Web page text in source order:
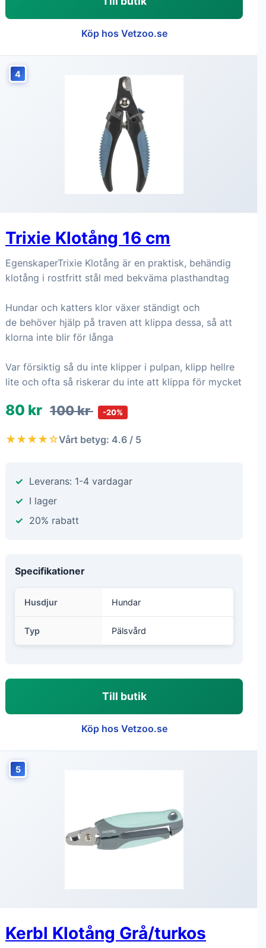
Köp hos Vetzoo.se
4
Trixie Klotång 16 cm
EgenskaperTrixie Klotång är en praktisk, behändig
klotång i rostfritt stål med bekväma plasthandtag
Hundar och katters klor växer ständigt och
de behöver hjälp på traven att klippa dessa, så att
klorna inte blir för långa
Var försiktig så du inte klipper i pulpan, klipp hellre
lite och ofta så riskerar du inte att klippa för mycket
80 kr 100 kr -20%
★★★★☆Vårt betyg: 4.6 / 5
Leverans: 1-4 vardagar
I lager
20% rabatt
Specifikationer
Husdjur Hundar
Typ Pälsvård
Till butik
Köp hos Vetzoo.se
5
Kerbl Klotång Grå/turkos